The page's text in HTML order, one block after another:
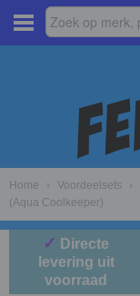
Home › Voordeelsets ›
(Aqua Coolkeeper)
✓ Directe
levering uit
voorraad